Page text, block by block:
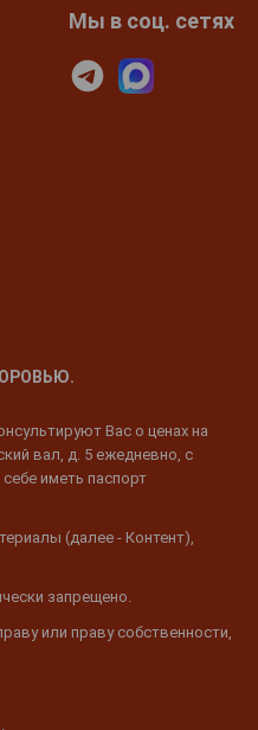
Мы в соц. сетях
Вас о ценах на
вал, д. 5 ежедневно, с
иметь паспорт
(далее - Контент),
запрещено.
или праву собственности,